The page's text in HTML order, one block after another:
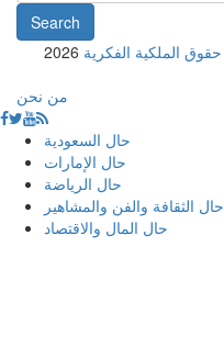
2026
من نحن
حال السعودية
حال الإمارات
حال الرياضة
حال الثقافة والفن والمشاهير
حال المال والاقتصاد